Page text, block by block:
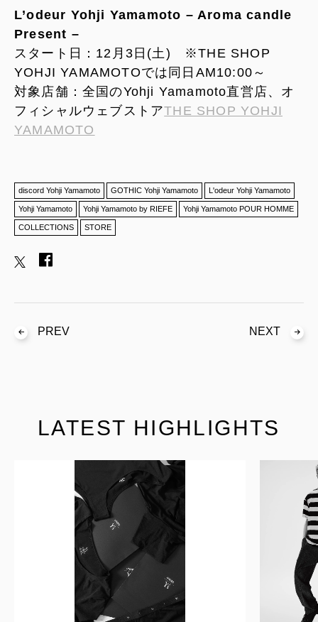
L’odeur Yohji Yamamoto – Aroma candle
Present –
スタート日：12月3日(土) ※THE SHOP
YOHJI YAMAMOTOでは同日AM10:00～
対象店舗：全国のYohji Yamamoto直営店、オ
フィシャルウェブストアTHE SHOP YOHJI
YAMAMOTO
discord Yohji Yamamoto GOTHIC Yohji Yamamoto L'odeur Yohji Yamamoto
Yohji Yamamoto Yohji Yamamoto by RIEFE Yohji Yamamoto POUR HOMME
COLLECTIONS STORE
PREV NEXT
LATEST HIGHLIGHTS